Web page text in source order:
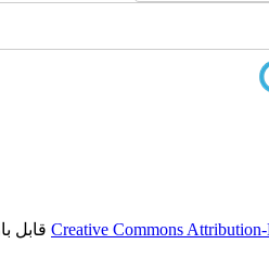
Creative Commons قابل